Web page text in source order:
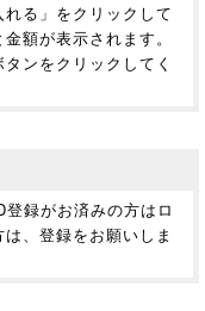
る」をクリックして
額が表示されます。
ンをクリックしてく
録がお済みの方はロ
、登録をお願いしま